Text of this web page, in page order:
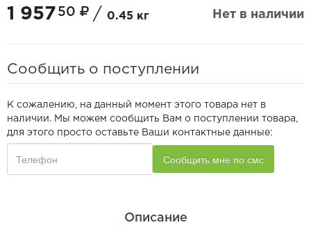
1 957 50 / 0.45 кг Нет в наличии
Сообщить о поступлении
К сожалению, на данный момент этого товара нет в
наличии. Мы можем сообщить Вам о поступлении товара,
для этого просто оставьте Ваши контактные данные:
Описание